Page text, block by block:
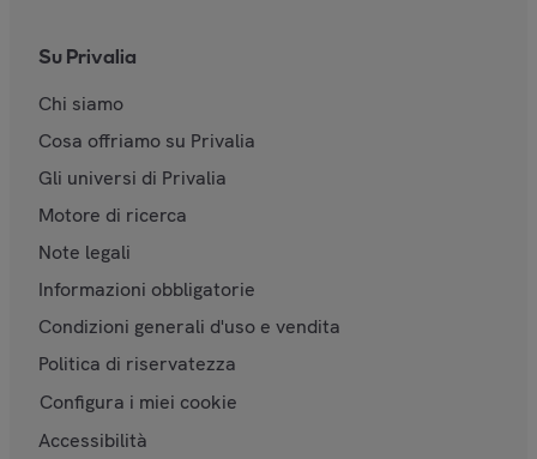
Su Privalia
Chi siamo
Cosa offriamo su Privalia
Gli universi di Privalia
Motore di ricerca
Note legali
Informazioni obbligatorie
Condizioni generali d'uso e vendita
Politica di riservatezza
Configura i miei cookie
Accessibilità